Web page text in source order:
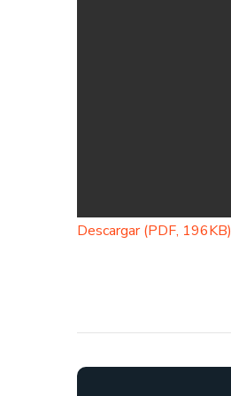
Descargar (PDF, 196KB)